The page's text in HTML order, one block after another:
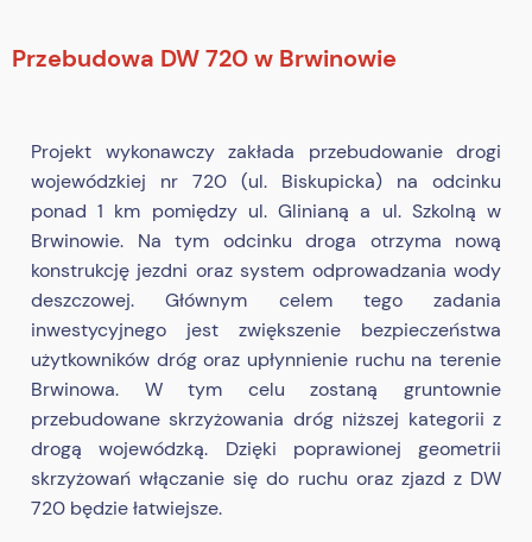
Przebudowa DW 720 w Brwinowie
Projekt wykonawczy zakłada przebudowanie drogi
wojewódzkiej nr 720 (ul. Biskupicka) na odcinku
ponad 1 km pomiędzy ul. Glinianą a ul. Szkolną w
Brwinowie. Na tym odcinku droga otrzyma nową
konstrukcję jezdni oraz system odprowadzania wody
deszczowej. Głównym celem tego zadania
inwestycyjnego jest zwiększenie bezpieczeństwa
użytkowników dróg oraz upłynnienie ruchu na terenie
Brwinowa. W tym celu zostaną gruntownie
przebudowane skrzyżowania dróg niższej kategorii z
drogą wojewódzką. Dzięki poprawionej geometrii
skrzyżowań włączanie się do ruchu oraz zjazd z DW
720 będzie łatwiejsze.